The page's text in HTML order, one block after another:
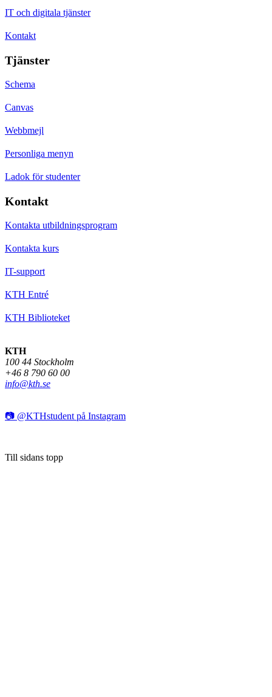
IT och digitala tjänster
Kontakt
Tjänster
Schema
Canvas
Webbmejl
Personliga menyn
Ladok för studenter
Kontakt
Kontakta utbildningsprogram
Kontakta kurs
IT-support
KTH Entré
KTH Biblioteket
KTH
100 44 Stockholm
+46 8 790 60 00
info@kth.se
📷 @KTHstudent på Instagram
Till sidans topp